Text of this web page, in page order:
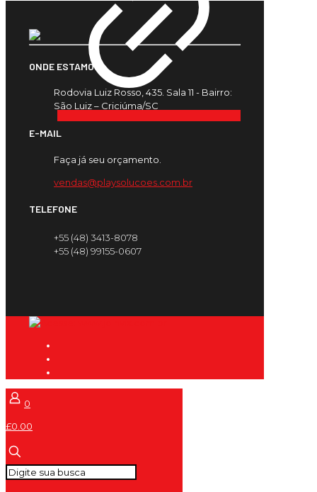
ONDE ESTAMOS
Rodovia Luiz Rosso, 435. Sala 11 - Bairro:
São Luiz – Criciúma/SC
E-MAIL
Faça já seu orçamento.
vendas@playsolucoes.com.br
TELEFONE
+55 (48) 3413-8078
+55 (48) 99155-0607
0
£0.00